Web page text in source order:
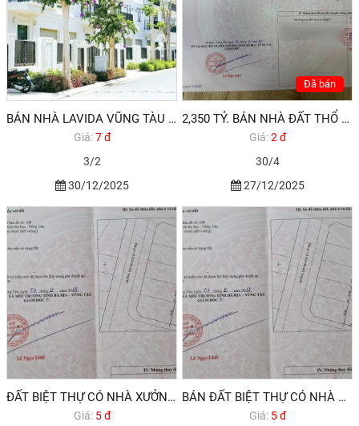
BÁN NHÀ LAVIDA VŨNG TÀU SỔ HỒNG RIÊNG
Giá:7 đ
3/2
30/12/2025
Đã bán
2,350 TỶ. BÁN NHÀ ĐẤT THỔ CƯ ĐƯỜNG 30/4 PHƯỜNG 12 VŨNG TÀU
Giá:2 đ
30/4
27/12/2025
ĐẤT BIỆT THỰ CÓ NHÀ XƯỞNG PHƯỜNG 12 VŨNG TÀU GIÁ SIÊU HỜI 20TR/M2
Giá: 5 đ
BÁN ĐẤT BIỆT THỰ CÓ NHÀ XƯỞNG VỪA CHO THU NHẬP HÀNG THÁNG VỪA SINH LỜI CAO NGAY KHI XUỐNG TIỀN TẠI T
Giá: 5 đ